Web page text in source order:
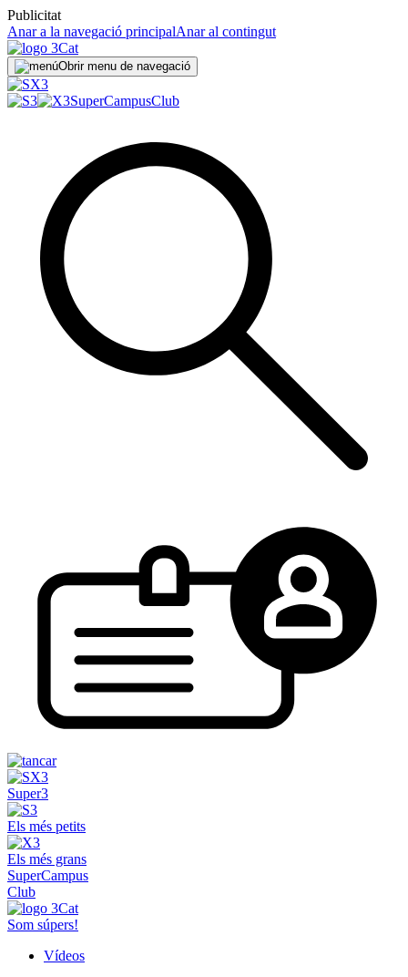
Publicitat
Anar a la navegació principalAnar al contingut
Obrir menu de navegació
SuperCampusClub
Super3
Els més petits
Els més grans
SuperCampus
Club
Som súpers!
Vídeos